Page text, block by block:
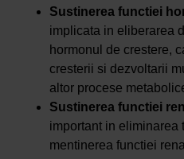
Sustinerea functiei
implicata in eliberarea
hormonul de crestere,
cresterii si dezvoltarii
altor procese
Sustinerea functiei
important in eliminarea
mentinerea functiei